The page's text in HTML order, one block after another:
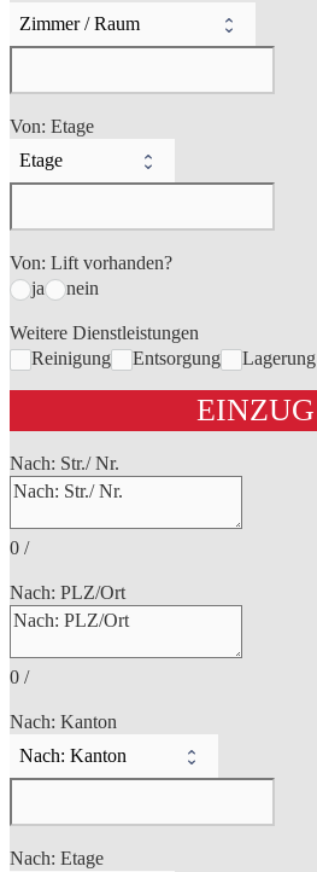
Von: Etage
Von: Lift vorhanden?
ja
nein
Weitere Dienstleistungen
Reinigung
Entsorgung Lagerung
EINZUG
Nach: Str./ Nr.
0 /
Nach: PLZ/Ort
0 /
Nach: Kanton
Nach: Etage